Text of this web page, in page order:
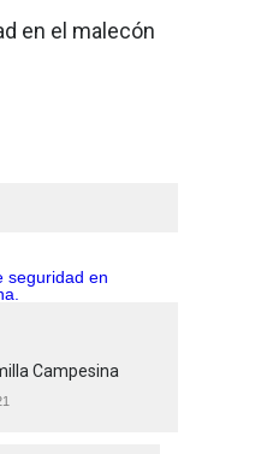
en el malecón
Campesina